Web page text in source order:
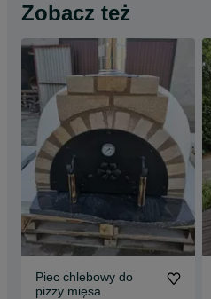
Zobacz też
Piec chlebowy do
pizzy mięsa